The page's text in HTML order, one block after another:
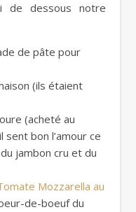
de dessous notre
de pâte pour
(ils étaient
(acheté au
sent bon l’amour ce
jambon cru et du
Mozzarella au
de-boeuf du